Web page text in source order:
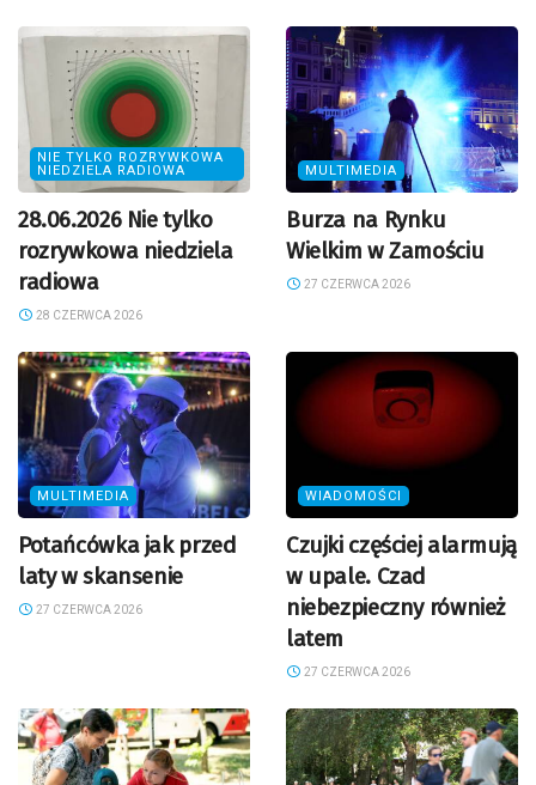
NIE TYLKO ROZRYWKOWA
NIEDZIELA RADIOWA
28.06.2026 Nie tylko
rozrywkowa niedziela
radiowa
28 CZERWCA 2026
MULTIMEDIA
Burza na Rynku
Wielkim w Zamościu
27 CZERWCA 2026
MULTIMEDIA
Potańcówka jak przed
laty w skansenie
27 CZERWCA 2026
WIADOMOŚCI
Czujki częściej alarmują
w upale. Czad
niebezpieczny również
latem
27 CZERWCA 2026